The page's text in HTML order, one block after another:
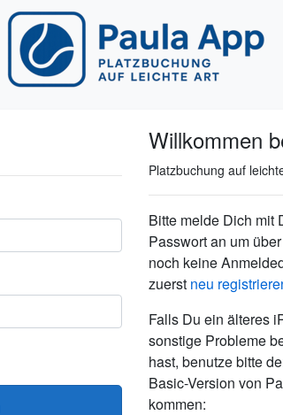
Willkommen
Platzbuchung auf
Bitte melde Dich mit
Passwort an um
noch keine
zuerst neu
Falls Du ein älteres
sonstige Probleme
hast, benutze bitte
Basic-Version von
kommen: